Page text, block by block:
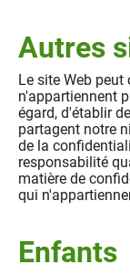
Autres
Le site Web
n'appartiennent
égard, d'établir
partagent notre
de la
responsabilité
matière de
qui
Enfants